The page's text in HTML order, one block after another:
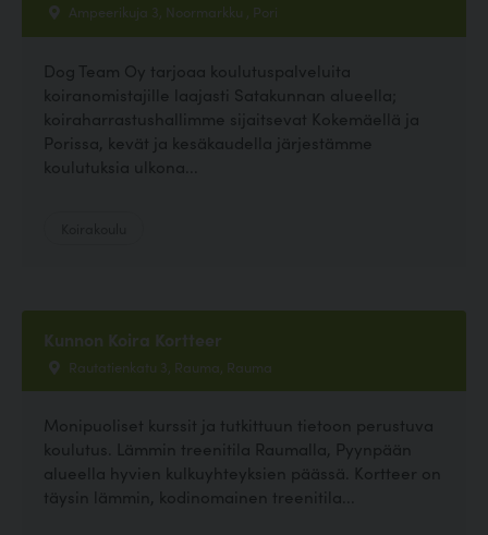
Ampeerikuja 3, Noormarkku , Pori
Dog Team Oy tarjoaa koulutuspalveluita
koiranomistajille laajasti Satakunnan alueella;
koiraharrastushallimme sijaitsevat Kokemäellä ja
Porissa, kevät ja kesäkaudella järjestämme
koulutuksia ulkona...
Kunnon Koira Kortteer
Rautatienkatu 3, Rauma, Rauma
Monipuoliset kurssit ja tutkittuun tietoon perustuva
koulutus. Lämmin treenitila Raumalla, Pyynpään
alueella hyvien kulkuyhteyksien päässä. Kortteer on
täysin lämmin, kodinomainen treenitila...